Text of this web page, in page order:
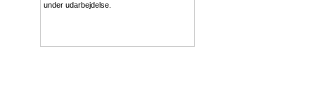
under udarbejdelse.